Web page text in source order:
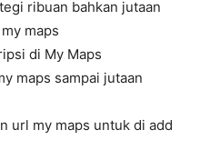
ribuan bahkan jutaan
maps
di My Maps
maps sampai jutaan
url my maps untuk di add